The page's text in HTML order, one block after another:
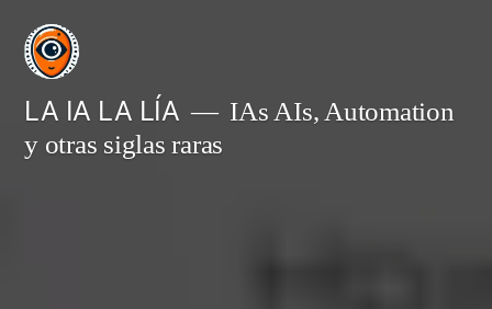
Saltar
contenido
LA IA LA LÍA
IAs AIs, Automation
y otras siglas raras